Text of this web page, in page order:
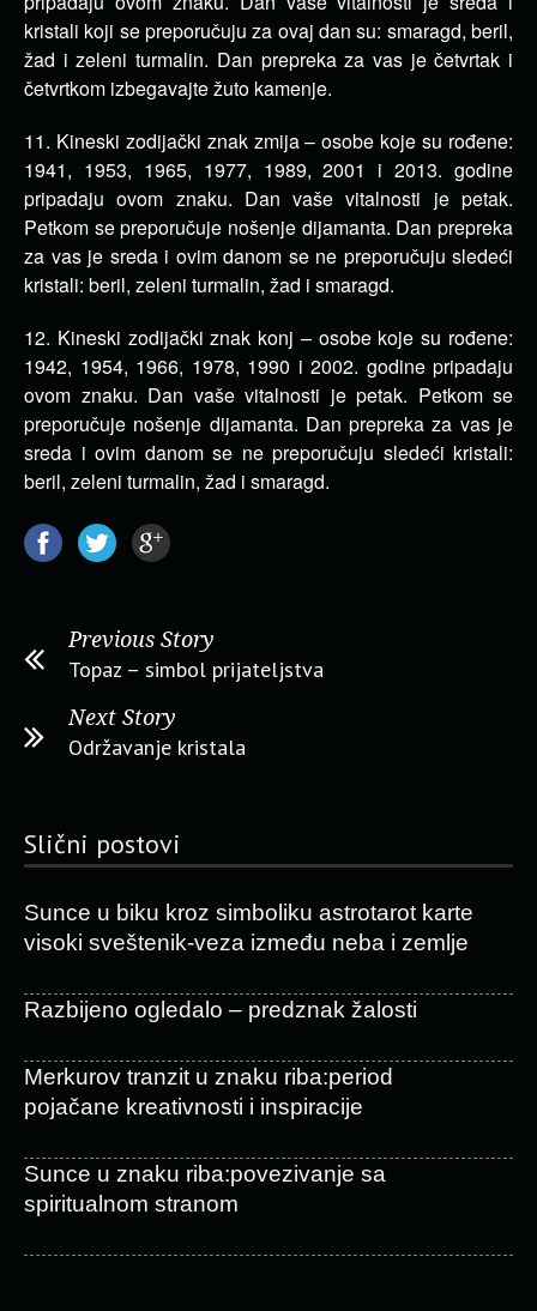
kristali koji se preporučuju za ovaj dan su: smaragd, beril,
žad i zeleni turmalin. Dan prepreka za vas je četvrtak i
četvrtkom izbegavajte žuto kamenje.
11. Kineski zodijački znak zmija – osobe koje su rođene:
1941, 1953, 1965, 1977, 1989, 2001 i 2013. godine
pripadaju ovom znaku. Dan vaše vitalnosti je petak.
Petkom se preporučuje nošenje dijamanta. Dan prepreka
za vas je sreda i ovim danom se ne preporučuju sledeći
kristali: beril, zeleni turmalin, žad i smaragd.
12. Kineski zodijački znak konj – osobe koje su rođene:
1942, 1954, 1966, 1978, 1990 i 2002. godine pripadaju
ovom znaku. Dan vaše vitalnosti je petak. Petkom se
preporučuje nošenje dijamanta. Dan prepreka za vas je
sreda i ovim danom se ne preporučuju sledeći kristali:
beril, zeleni turmalin, žad i smaragd.
Previous Story
Topaz – simbol prijateljstva
Next Story
Održavanje kristala
Slični postovi
Sunce u biku kroz simboliku astrotarot karte
visoki sveštenik-veza između neba i zemlje
Razbijeno ogledalo – predznak žalosti
Merkurov tranzit u znaku riba:period
pojačane kreativnosti i inspiracije
Sunce u znaku riba:povezivanje sa
spiritualnom stranom